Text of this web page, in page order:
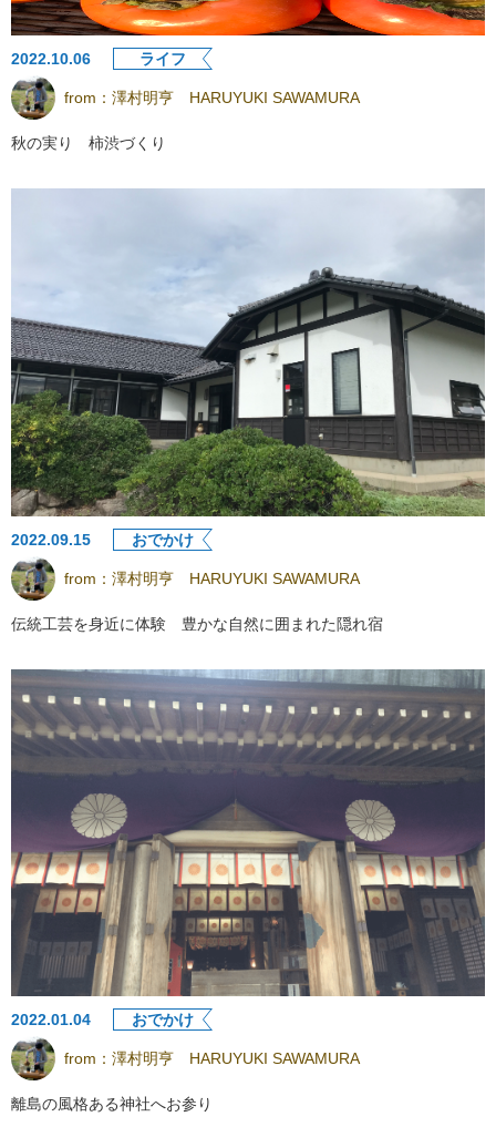
2022.10.06 ライフ
from： 澤村明亨 HARUYUKI SAWAMURA
秋の実り 柿渋づくり
2022.09.15 おでかけ
from： 澤村明亨 HARUYUKI SAWAMURA
伝統工芸を身近に体験 豊かな自然に囲まれた隠れ宿
2022.01.04 おでかけ
from： 澤村明亨 HARUYUKI SAWAMURA
離島の風格ある神社へお参り